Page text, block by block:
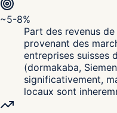
~5-8%
Part des revenus
provenant des
entreprises suisses
(dormakaba,
significativement,
locaux sont